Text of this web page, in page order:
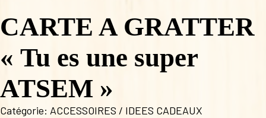
CARTE A GRATTER
« Tu es une super
ATSEM »
Catégorie: ACCESSOIRES / IDEES CADEAUX